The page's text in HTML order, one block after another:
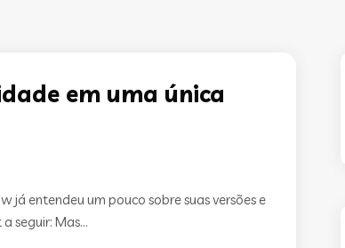
em uma única
já entendeu um pouco sobre suas versões e
seguir: Mas...